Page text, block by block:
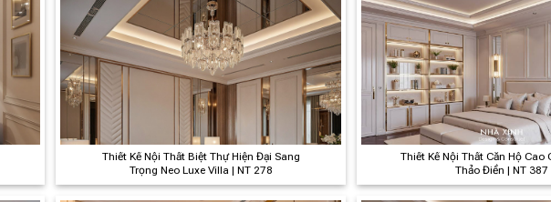
Thiết Kế Nội Thất Biệt Thự Hiện Đại Sang
Trọng Neo Luxe Villa | NT 278
Thiết Kế Nội Thất Căn Hộ Cao
Thảo Điền | NT 387